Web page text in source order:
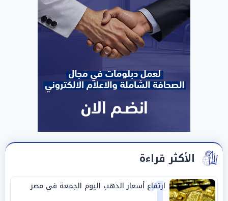
الأكثر قراءة
ارتفاع أسعار الذهب اليوم الجمعة في مصر